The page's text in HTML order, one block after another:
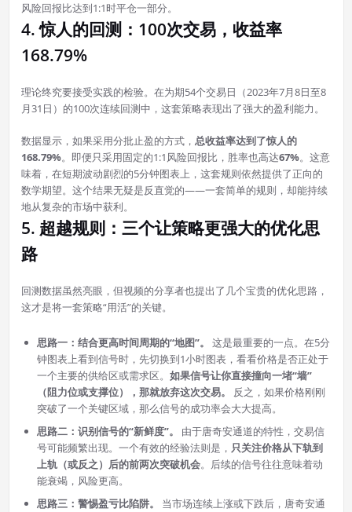
风险回报比达到1:1时平仓一部分。
4. 惊人的回测：100次交易，收益率
168.79%
理论终究要接受实践的检验。在为期54个交易日（2023年7月8日至8
月31日）的100次连续回测中，这套策略表现出了强大的盈利能力。
数据显示，如果采用分批止盈的方式， 总收益率达到了惊人的
168.79%。即便只采用固定的1:1风险回报比，胜率也高达67%。这意
味着，在短期波动剧烈的5分钟图表上，这套规则依然提供了正向的
数学期望。这个结果无疑是反直觉的——一套简单的规则，却能持续
地从复杂的市场中获利。
5. 超越规则：三个让策略更强大的优化思
路
回测数据虽然亮眼，但视频的分享者也提出了几个宝贵的优化思路，
这才是将一套策略“用活”的关键。
思路一：结合更高时间周期的“地图”。
这是最重要的一点。在5分
钟图表上看到信号时，先切换到1小时图表，看看价格是否正处于
一个主要的供给区或需求区。 如果信号让你直接撞向一堵“墙”
（阻力位或支撑位），那就放弃这次交易。
反之，如果价格刚刚
突破了一个关键区域，那么信号的成功率会大大提高。
思路二：识别信号的“新鲜度”。
由于唐奇安通道的特性，交易信
号可能频繁出现。一个有效的经验法则是， 只关注价格从下轨到
上轨（或反之）后的前两次突破机会。后续的信号往往意味着动
能衰竭，风险更高。
思路三：警惕盈亏比陷阱。
当市场连续上涨或下跌后，唐奇安通